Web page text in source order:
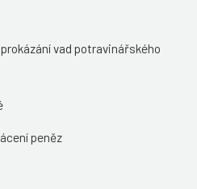
vad potravinářského
peněz